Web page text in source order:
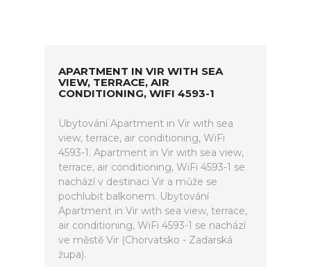
APARTMENT IN VIR WITH SEA
VIEW, TERRACE, AIR
CONDITIONING, WIFI 4593-1
Ubytování Apartment in Vir with sea
view, terrace, air conditioning, WiFi
4593-1. Apartment in Vir with sea view,
terrace, air conditioning, WiFi 4593-1 se
nachází v destinaci Vir a může se
pochlubit balkonem. Ubytování
Apartment in Vir with sea view, terrace,
air conditioning, WiFi 4593-1 se nachází
ve městě Vir (Chorvatsko - Zadarská
župa).